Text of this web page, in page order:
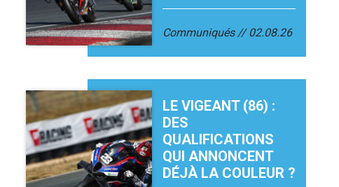
Communiqués 02.08.26
LE VIGEANT (86) :
DES
QUALIFICATIONS
QUI ANNONCENT
DÉJÀ LA COULEUR ?